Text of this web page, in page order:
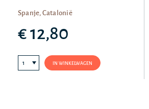
Spanje, Catalonië
€ 12,80
IN WINKELWAGEN